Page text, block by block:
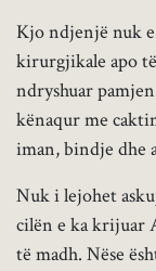
Kjo ndjenjë nuk
kirurgjikale apo
ndryshuar
kënaqur me
iman, bindje dhe
Nuk i lejohet
cilën e ka krijuar
të madh. Nëse